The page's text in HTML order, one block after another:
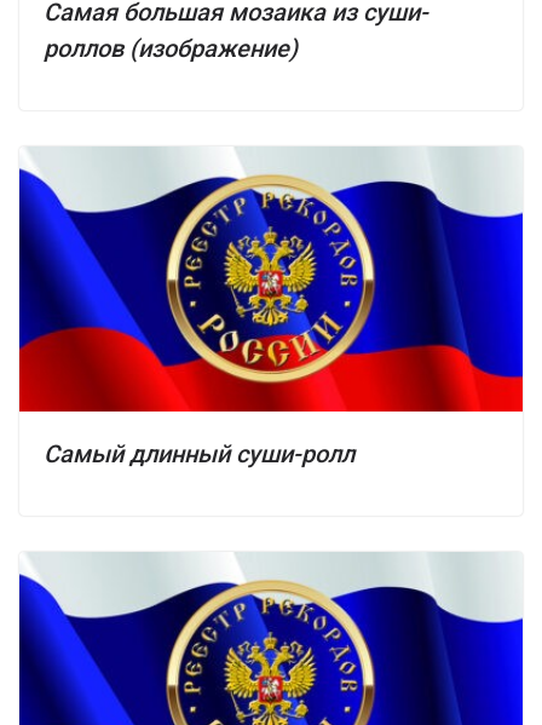
Самая большая мозаика из суши-
роллов (изображение)
Самый длинный суши-ролл